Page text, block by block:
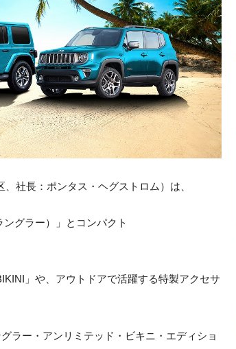
社長：ポンタス・ヘグストロム）は、
グラー）」とコンパクト
」や、アウトドアで活躍する特製アクセサ
ラー・アンリミテッド・ビキニ・エディショ